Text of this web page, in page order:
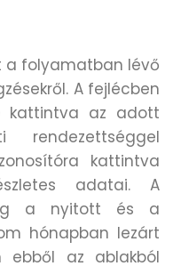
a folyamatban lévő
A fejlécben
kattintva az adott
kattintva
adatai. A
a nyitott és a
hónapban lezárt
ebből az ablakból